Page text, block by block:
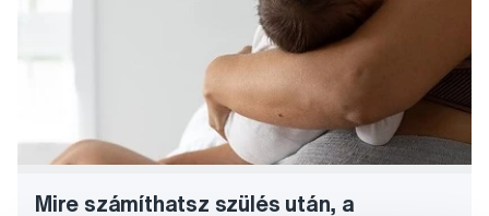
Mire számíthatsz szülés után, a